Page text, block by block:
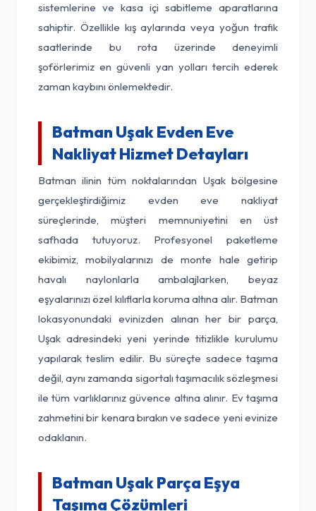
sistemlerine ve kasa içi sabitleme aparatlarına
sahiptir. Özellikle kış aylarında veya yoğun trafik
saatlerinde bu rota üzerinde deneyimli
şoförlerimiz en güvenli yan yolları tercih ederek
zaman kaybını önlemektedir.
Batman Uşak Evden Eve
Nakliyat Hizmet Detayları
Batman ilinin tüm noktalarından Uşak bölgesine
gerçekleştirdiğimiz evden eve nakliyat
süreçlerinde, müşteri memnuniyetini en üst
safhada tutuyoruz. Profesyonel paketleme
ekibimiz, mobilyalarınızı de monte hale getirip
havalı naylonlarla ambalajlarken, beyaz
eşyalarınızı özel kılıflarla koruma altına alır. Batman
lokasyonundaki evinizden alınan her bir parça,
Uşak adresindeki yeni yerinde titizlikle kurulumu
yapılarak teslim edilir. Bu süreçte sadece taşıma
değil, aynı zamanda sigortalı taşımacılık sözleşmesi
ile tüm varlıklarınız güvence altına alınır. Ev taşıma
zahmetini bir kenara bırakın ve sadece yeni evinize
odaklanın.
Batman Uşak Parça Eşya
Taşıma Çözümleri